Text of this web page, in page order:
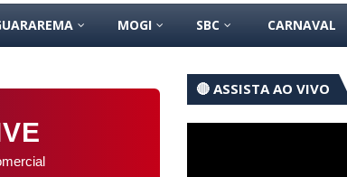
MOGI SBC CARNAVAL
🔴 ASSISTA AO VIVO